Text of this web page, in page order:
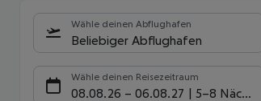
Wähle deinen Abflughafen
Beliebiger Abflughafen
Wähle deinen Reisezeitraum
08.08.26 – 06.08.27 5-8 Nächte